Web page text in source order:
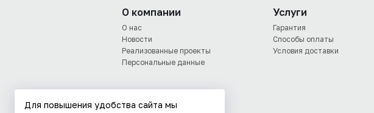
О компании
О нас
Новости
Реализованные проекты
Персональные данные
Услуги
Гарантия
Способы оплаты
Условия доставки
Для повышения удобства сайта мы